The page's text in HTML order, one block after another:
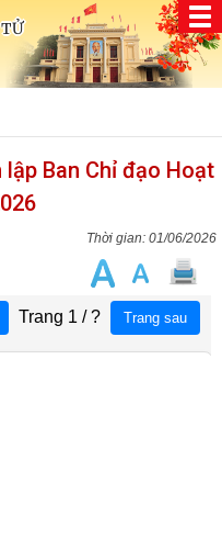
lập Ban Chỉ đạo Hoạt
01/06/2026